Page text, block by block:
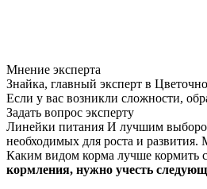
Мнение эксперта
Знайка, главный эксперт в
Если у вас возникли сложности,
Задать вопрос эксперту
Линейки питания И лучшим
необходимых для роста и
Каким видом корма лучше кормить
кормления, нужно учесть